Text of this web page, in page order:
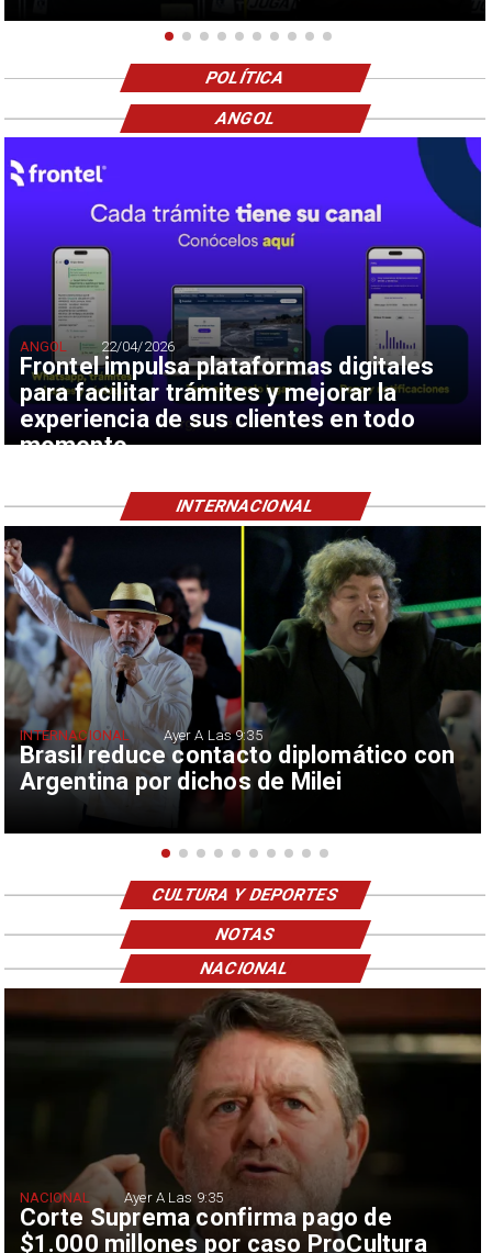
POLÍTICA
Frontel impulsa plataformas digitales
para facilitar trámites y mejorar la
experiencia de sus clientes en todo
momento
ANGOL 22/04/2026
ANGOL
Brasil reduce contacto diplomático con
Argentina por dichos de Milei
INTERNACIONAL Ayer A Las 9:35
INTERNACIONAL
CULTURA Y DEPORTES
NOTAS
Corte Suprema confirma pago de
$1.000 millones por caso ProCultura
NACIONAL Ayer A Las 9:35
NACIONAL